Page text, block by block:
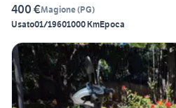
400 €Magione(PG)
Usato01/19601000 KmEpoca